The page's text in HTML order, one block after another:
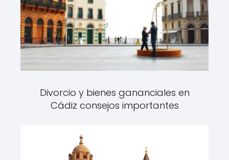
Divorcio y bienes gananciales en
Cádiz consejos importantes